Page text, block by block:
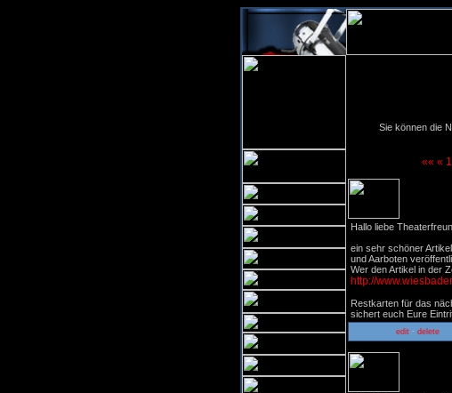
Sie können die
«« « 1
Hallo liebe
ein sehr schöner
und Aarboten
Wer den Artikel in der
http://
Restkarten für das
sichert euch Eure
edit- delete